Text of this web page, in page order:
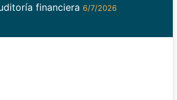
financiera 6/7/2026